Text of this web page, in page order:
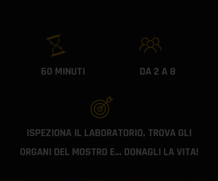
60 MINUTI DA 2 A 8
ISPEZIONA IL LABORATORIO, TROVA GLI
ORGANI DEL MOSTRO E… DONAGLI LA VITA!